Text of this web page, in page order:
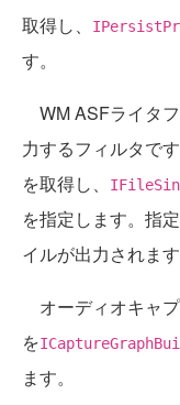
取得し、
す。
WM ASFライタ
力するフィルタです
を取得し、
を指定します。指
イルが出力されます
オーディオキャ
を
ます。